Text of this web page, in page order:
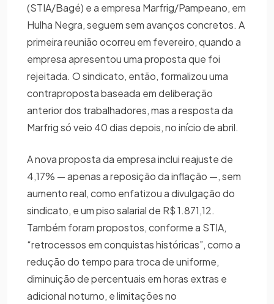
(STIA/Bagé) e a empresa Marfrig/Pampeano, em
Hulha Negra, seguem sem avanços concretos. A
primeira reunião ocorreu em fevereiro, quando a
empresa apresentou uma proposta que foi
rejeitada. O sindicato, então, formalizou uma
contraproposta baseada em deliberação
anterior dos trabalhadores, mas a resposta da
Marfrig só veio 40 dias depois, no início de abril.
A nova proposta da empresa inclui reajuste de
4,17% — apenas a reposição da inflação —, sem
aumento real, como enfatizou a divulgação do
sindicato, e um piso salarial de R$ 1.871,12.
Também foram propostos, conforme a STIA,
“retrocessos em conquistas históricas”, como a
redução do tempo para troca de uniforme,
diminuição de percentuais em horas extras e
adicional noturno, e limitações no